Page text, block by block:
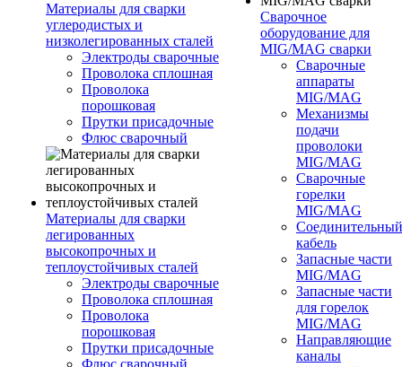
Материалы для сварки
углеродистых и
низколегированных сталей
Электроды сварочные
Проволока сплошная
Проволока
порошковая
Прутки присадочные
Флюс сварочный
Материалы для сварки
легированных
высокопрочных и
теплоустойчивых сталей
Электроды сварочные
Проволока сплошная
Проволока
порошковая
Прутки присадочные
Флюс сварочный
Сварочное
оборудование для
MIG/MAG сварки
Сварочные
аппараты
MIG/MAG
Механизмы
подачи
проволоки
MIG/MAG
Сварочные
горелки
MIG/MAG
Соединительный
кабель
Запасные части
MIG/MAG
Запасные части
для горелок
MIG/MAG
Направляющие
каналы